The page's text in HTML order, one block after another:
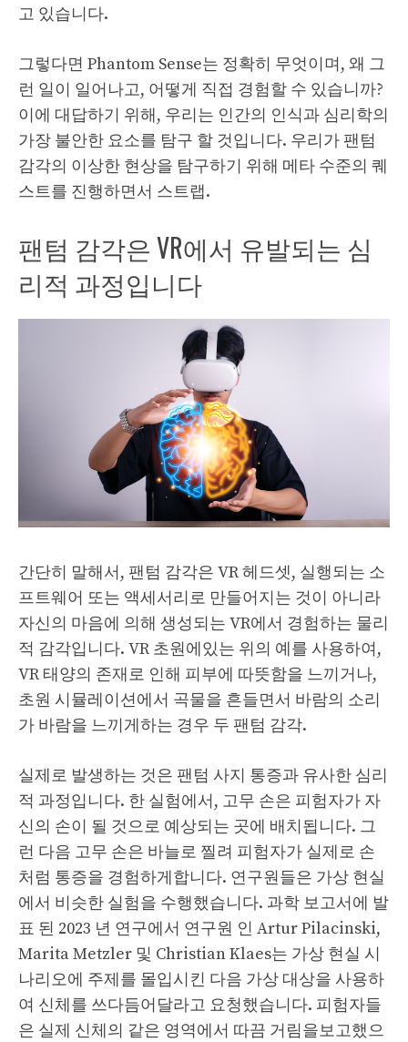
고 있습니다.
그렇다면 Phantom Sense는 정확히 무엇이며, 왜 그
런 일이 일어나고, 어떻게 직접 경험할 수 있습니까?
이에 대답하기 위해, 우리는 인간의 인식과 심리학의
가장 불안한 요소를 탐구 할 것입니다. 우리가 팬텀
감각의 이상한 현상을 탐구하기 위해 메타 수준의 퀘
스트를 진행하면서 스트랩.
팬텀 감각은 VR에서 유발되는 심
리적 과정입니다
간단히 말해서, 팬텀 감각은 VR 헤드셋, 실행되는 소
프트웨어 또는 액세서리로 만들어지는 것이 아니라
자신의 마음에 의해 생성되는 VR에서 경험하는 물리
적 감각입니다. VR 초원에있는 위의 예를 사용하여,
VR 태양의 존재로 인해 피부에 따뜻함을 느끼거나,
초원 시뮬레이션에서 곡물을 흔들면서 바람의 소리
가 바람을 느끼게하는 경우 두 팬텀 감각.
실제로 발생하는 것은 팬텀 사지 통증과 유사한 심리
적 과정입니다. 한 실험에서, 고무 손은 피험자가 자
신의 손이 될 것으로 예상되는 곳에 배치됩니다. 그
런 다음 고무 손은 바늘로 찔려 피험자가 실제로 손
처럼 통증을 경험하게합니다. 연구원들은 가상 현실
에서 비슷한 실험을 수행했습니다. 과학 보고서에 발
표 된 2023 년 연구에서 연구원 인 Artur Pilacinski,
Marita Metzler 및 Christian Klaes는 가상 현실 시
나리오에 주제를 몰입시킨 다음 가상 대상을 사용하
여 신체를 쓰다듬어달라고 요청했습니다. 피험자들
은 실제 신체의 같은 영역에서 따끔 거림을보고했으